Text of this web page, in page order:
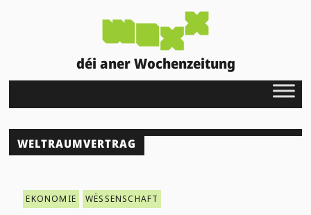
déi aner Wochenzeitung
WELTRAUMVERTRAG
EKONOMIE WËSSENSCHAFT